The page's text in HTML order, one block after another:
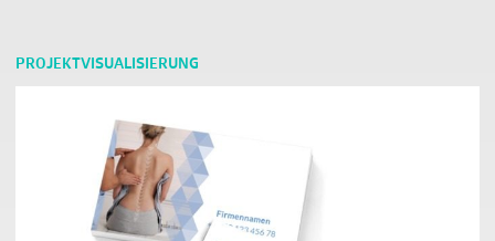
PROJEKTVISUALISIERUNG